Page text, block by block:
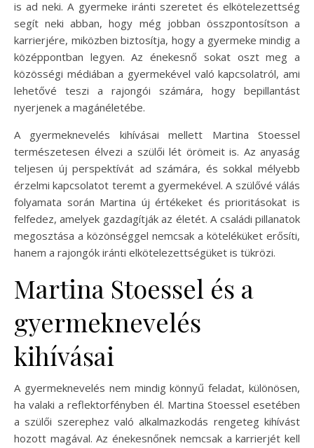
is ad neki. A gyermeke iránti szeretet és elkötelezettség
segít neki abban, hogy még jobban összpontosítson a
karrierjére, miközben biztosítja, hogy a gyermeke mindig a
középpontban legyen. Az énekesnő sokat oszt meg a
közösségi médiában a gyermekével való kapcsolatról, ami
lehetővé teszi a rajongói számára, hogy bepillantást
nyerjenek a magánéletébe.
A gyermeknevelés kihívásai mellett Martina Stoessel
természetesen élvezi a szülői lét örömeit is. Az anyaság
teljesen új perspektívát ad számára, és sokkal mélyebb
érzelmi kapcsolatot teremt a gyermekével. A szülővé válás
folyamata során Martina új értékeket és prioritásokat is
felfedez, amelyek gazdagítják az életét. A családi pillanatok
megosztása a közönséggel nemcsak a köteléküket erősíti,
hanem a rajongók iránti elkötelezettségüket is tükrözi.
Martina Stoessel és a
gyermeknevelés
kihívásai
A gyermeknevelés nem mindig könnyű feladat, különösen,
ha valaki a reflektorfényben él. Martina Stoessel esetében
a szülői szerephez való alkalmazkodás rengeteg kihívást
hozott magával. Az énekesnőnek nemcsak a karrierjét kell